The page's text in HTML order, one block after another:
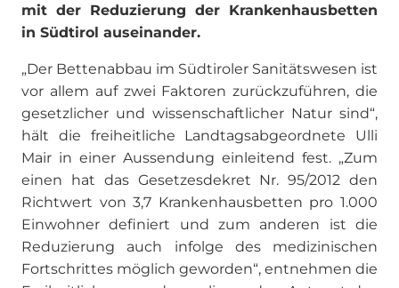
mit der Reduzierung der Krankenhausbetten
in Südtirol auseinander.
„Der Bettenabbau im Südtiroler Sanitätswesen ist
vor allem auf zwei Faktoren zurückzuführen, die
gesetzlicher und wissenschaftlicher Natur sind“,
hält die freiheitliche Landtagsabgeordnete Ulli
Mair in einer Aussendung einleitend fest. „Zum
einen hat das Gesetzesdekret Nr. 95/2012 den
Richtwert von 3,7 Krankenhausbetten pro 1.000
Einwohner definiert und zum anderen ist die
Reduzierung auch infolge des medizinischen
Fortschrittes möglich geworden“, entnehmen die